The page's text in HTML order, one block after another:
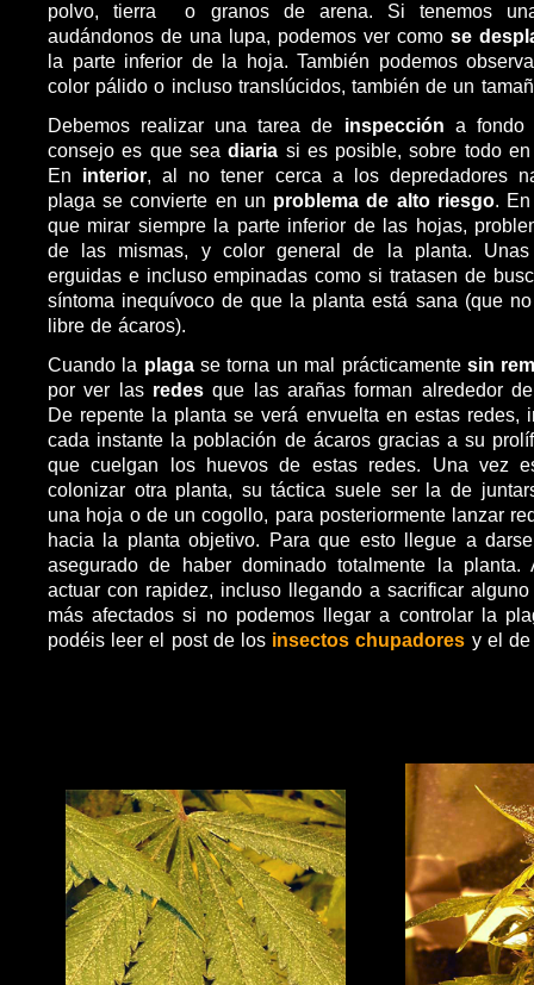
polvo, tierra o granos de arena. Si tenemos
audándonos de una lupa, podemos ver como se
la parte inferior de la hoja. También podemos
color pálido o incluso translúcidos, también de un
Debemos realizar una tarea de inspección a fondo
consejo es que seadiaria si es posible, sobre todo
En interior, al no tener cerca a los depredadores
plaga se convierte en un problema de alto riesgo.
que mirar siempre la parte inferior de las hojas,
de las mismas, y color general de la planta.
erguidas e incluso empinadas como si tratasen de
síntoma inequívoco de que la planta está sana (que
libre de ácaros).
Cuando la plagase torna un mal prácticamente sin
por ver las redesque las arañas forman alrededor
De repente la planta se verá envuelta en estas redes,
cada instante la población de ácaros gracias a su
que cuelgan los huevos de estas redes. Una vez
colonizar otra planta, su táctica suele ser la de
una hoja o de un cogollo, para posteriormente lanzar
hacia la planta objetivo. Para que esto llegue a
asegurado de haber dominado totalmente la planta.
actuar con rapidez, incluso llegando a sacrificar
más afectados si no podemos llegar a controlar la
podéis leer el post de los insectos chupadores y el